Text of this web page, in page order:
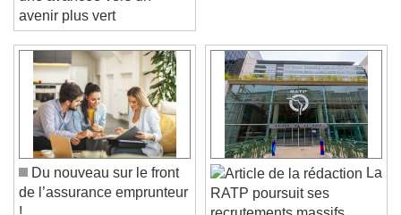
Video Player is loading.
Play Video
Play
Skip Backward
Skip Forward
Unmute
Current Time0:00
une avancée vers un
avenir plus vert
Du nouveau sur le front
de l’assurance emprunteur
RATP poursuit ses